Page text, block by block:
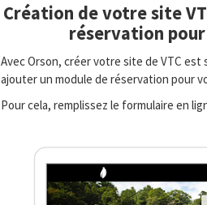
Création de votre site
réservation
Avec Orson, créer votre site de VTC est
ajouter un module de réservation pour
Pour cela, remplissez le formulaire en